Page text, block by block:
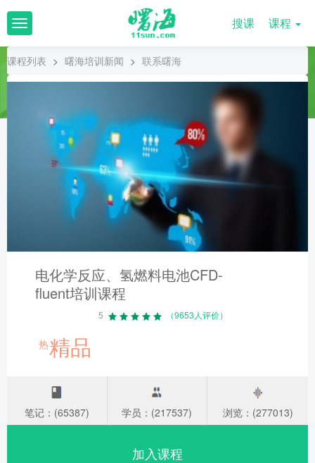
T
o
g
l
搜课 课程
课程列表 > 曙海培训新闻 > 联系曙海
电化学反应、氢燃料电池CFD-
fluent培训课程
5 （9653人评价）
热精品
笔记：(65387) 学员：(217537) 浏览：(277013)
加入课程